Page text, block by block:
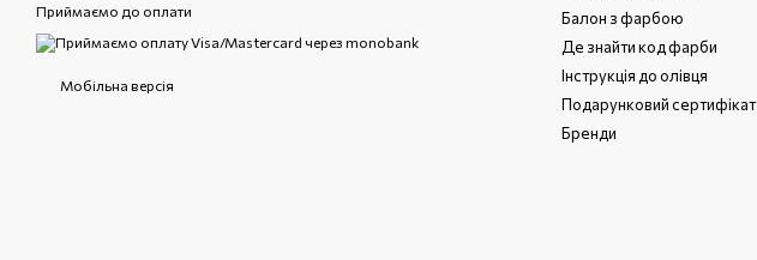
Приймаємо до оплати
Мобільна версія
Балон з фарбою
Де знайти код фарби
Інструкція до олівця
Подарунковий сертифікат
Бренди